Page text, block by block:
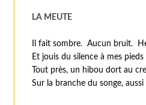
LA MEUTE
Il fait sombre. Aucun bruit.
Et jouis du silence à mes
Tout près, un hibou dort au
Sur la branche du songe,